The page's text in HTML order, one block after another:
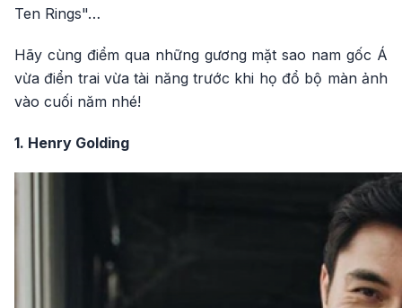
Ten Rings"…
Hãy cùng điểm qua những gương mặt sao nam gốc Á
vừa điển trai vừa tài năng trước khi họ đổ bộ màn ảnh
vào cuối năm nhé!
1. Henry Golding